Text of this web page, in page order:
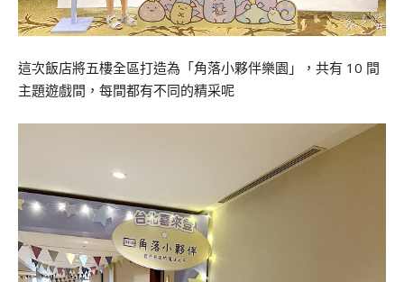
這次飯店將五樓全區打造為「角落小夥伴樂園」，共有 10 間
主題遊戲間，每間都有不同的精采呢